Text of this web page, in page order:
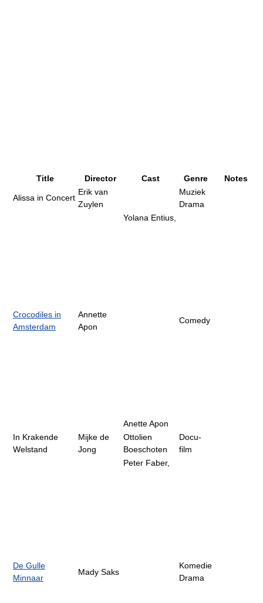
Title Director Cast Genre Notes
Alissa in Concert
Erik van
Zuylen
Muziek
Drama
Crocodiles in
Amsterdam
Annette
Apon
Yolana Entius,
Anette Apon
Comedy
In Krakende
Welstand
Mijke de
Jong
Ottolien
Boeschoten
Docu-
film
De Gulle
Minnaar
Mady Saks
Peter Faber,
Komedie
Drama